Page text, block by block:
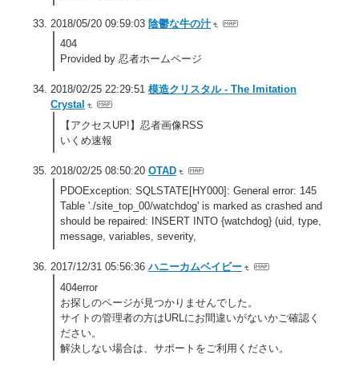
2018/05/20 09:59:03 陰鬱な牛の汁
404
Provided by 忍者ホームページ
2018/02/25 22:29:51 模造クリスタル - The Imitation
Crystal
【アクセスUP!】忍者画像RSS
いくめ速報
2018/02/25 08:50:20 OTAD
PDOException: SQLSTATE[HY000]: General error: 145
Table './site_top_00/watchdog' is marked as crashed and
should be repaired: INSERT INTO {watchdog} (uid, type,
message, variables, severity,
2017/12/31 05:56:36 ハニーカムベイビー
404error
お探しのページが見つかりませんでした。
サイトの管理者の方はURLにお間違いがないかご確認く
ださい。
解決しない場合は、サポートをご利用ください。